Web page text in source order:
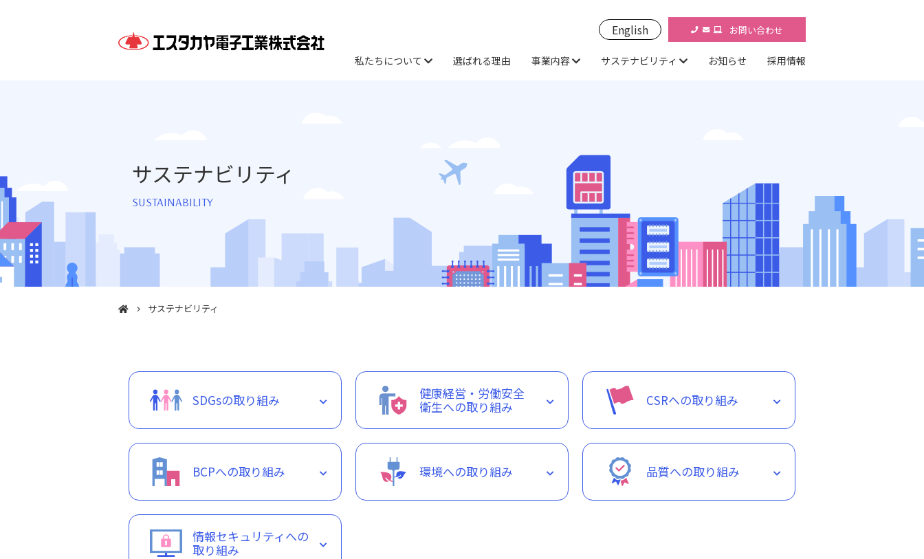
English お問い合わせ
私たちについて 選ばれる理由 事業内容 サステナビリティ お知らせ 採用情報
サステナビリティ
SUSTAINABILITY
サステナビリティ
SDGsの取り組み
健康経営・労働安全
衛生への取り組み
CSRへの取り組み
BCPへの取り組み 環境への取り組み 品質への取り組み
情報セキュリティへの
取り組み